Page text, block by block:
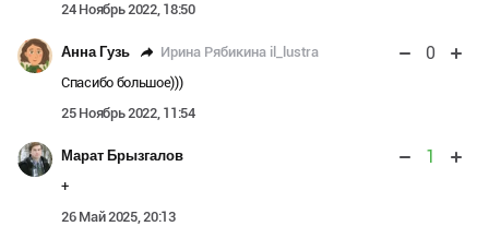
24 Ноябрь 2022, 18:50
Анна Гузь Ирина Рябикина il_lustra 0
Спасибо большое)))
25 Ноябрь 2022, 11:54
Марат Брызгалов 1
+
26 Май 2025, 20:13